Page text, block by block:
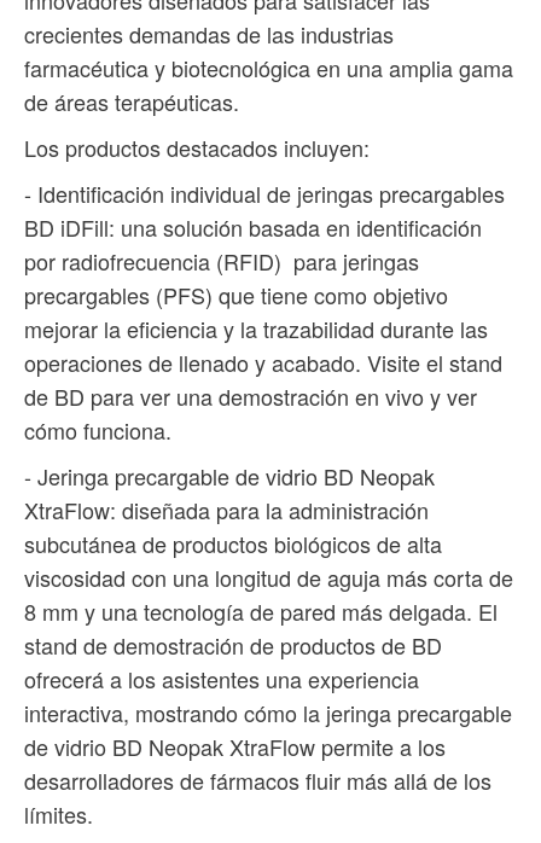
crecientes demandas de las industrias
farmacéutica y biotecnológica en una amplia gama
de áreas terapéuticas.
Los productos destacados incluyen:
- Identificación individual de jeringas precargables
BD iDFill: una solución basada en identificación
por radiofrecuencia (RFID) para jeringas
precargables (PFS) que tiene como objetivo
mejorar la eficiencia y la trazabilidad durante las
operaciones de llenado y acabado. Visite el stand
de BD para ver una demostración en vivo y ver
cómo funciona.
- Jeringa precargable de vidrio BD Neopak
XtraFlow: diseñada para la administración
subcutánea de productos biológicos de alta
viscosidad con una longitud de aguja más corta de
8 mm y una tecnología de pared más delgada. El
stand de demostración de productos de BD
ofrecerá a los asistentes una experiencia
interactiva, mostrando cómo la jeringa precargable
de vidrio BD Neopak XtraFlow permite a los
desarrolladores de fármacos fluir más allá de los
límites.